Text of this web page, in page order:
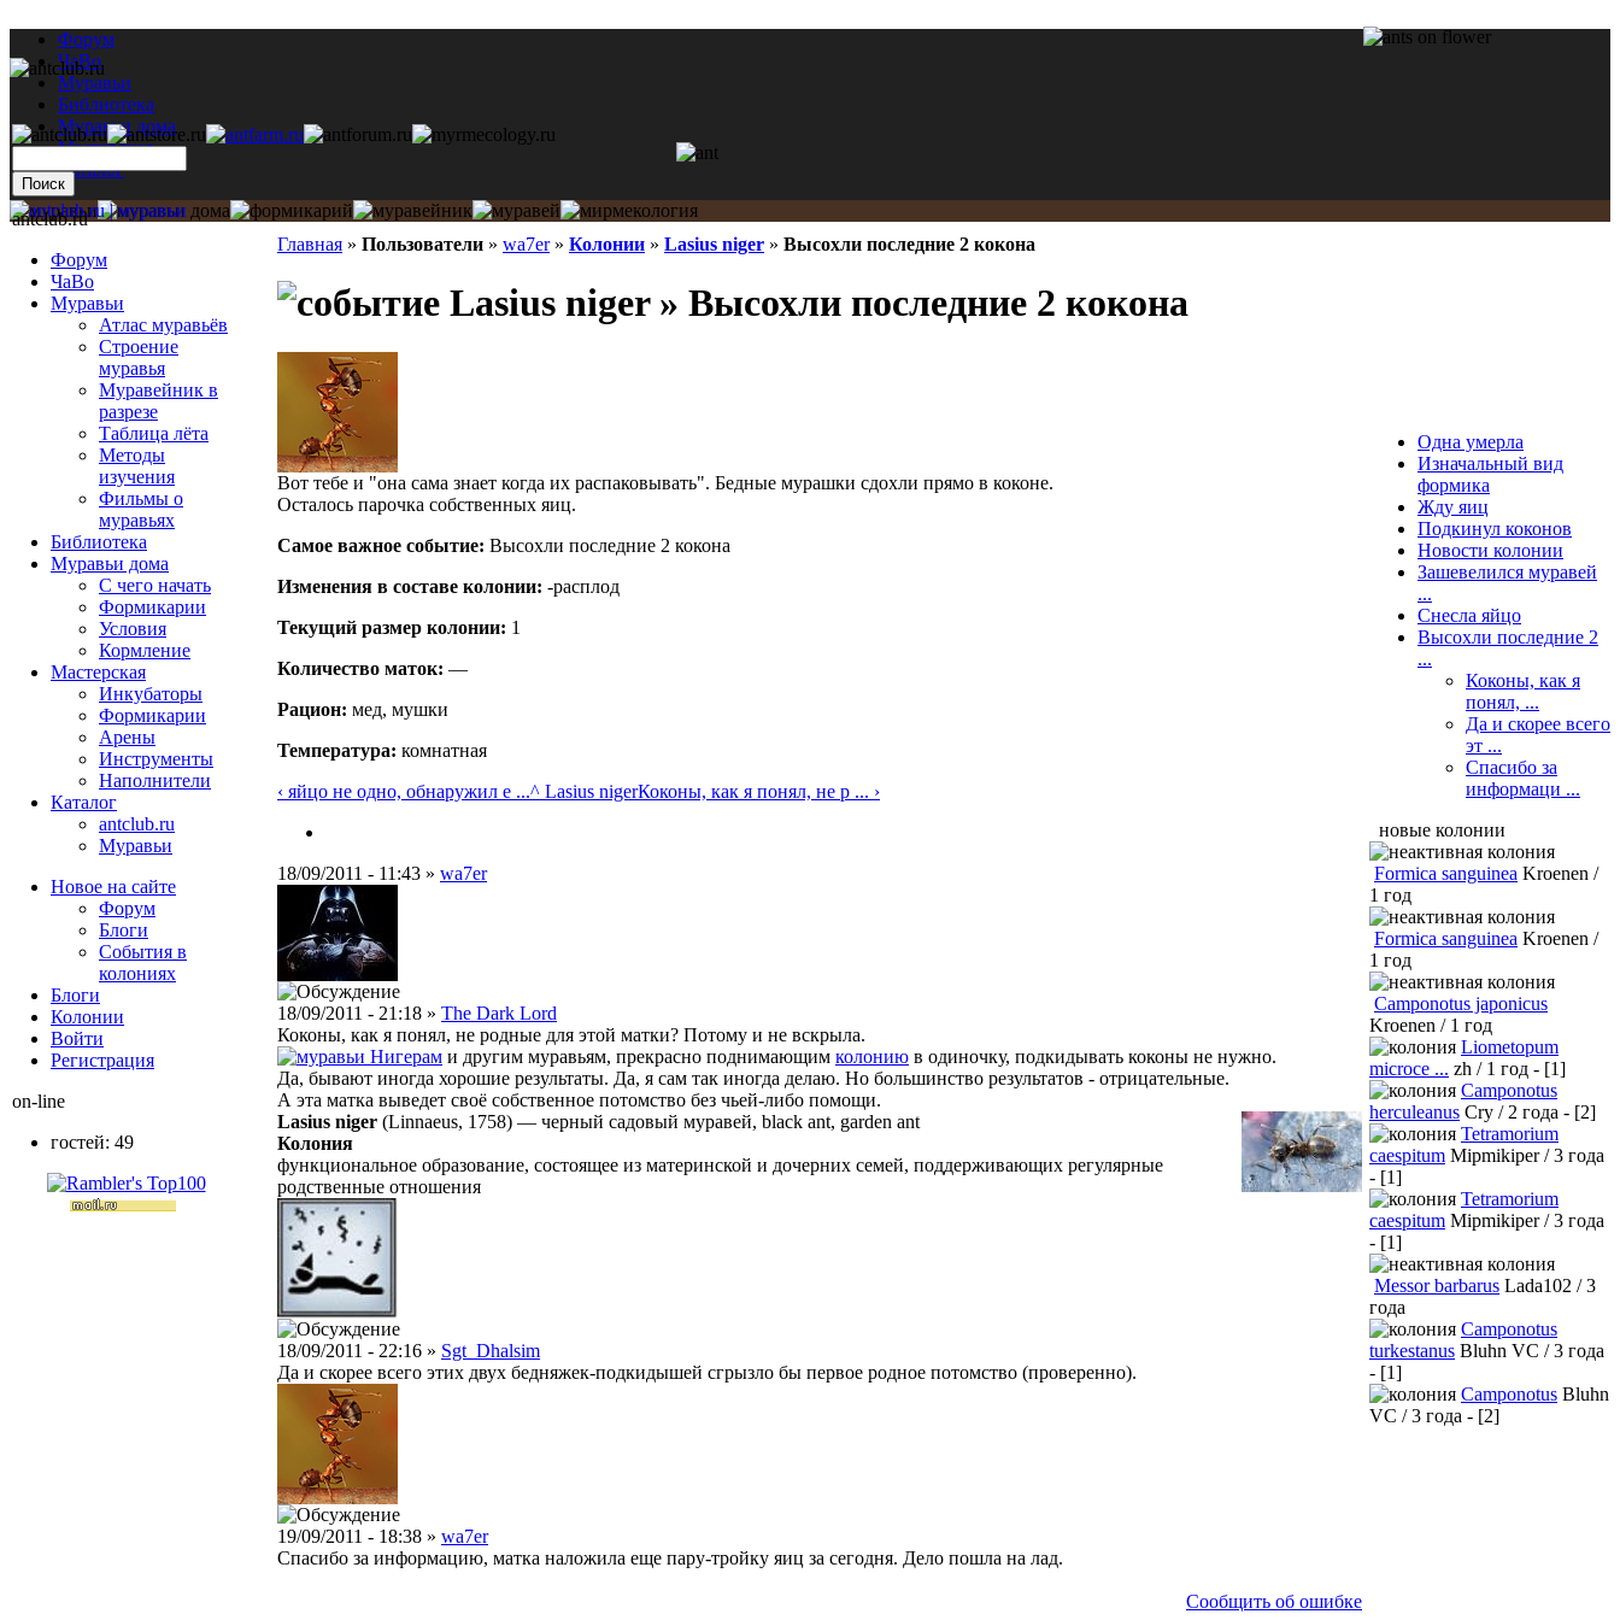
Форум
ЧаВо
Муравьи
Библиотека
Муравьи дома
Мастерская
Каталог
Главная » Пользователи » wa7er» Колонии » Lasius niger » Высохли последние 2 кокона
Lasius niger » Высохли последние 2 кокона
Вот тебе и "она сама знает когда их распаковывать". Бедные мурашки сдохли прямо в коконе.
Осталось парочка собственных яиц.
Самое важное событие: Высохли последние 2 кокона
Изменения в составе кoлонии: -расплод
Текущий размер кoлонии: 1
Количество маток: —
Рацион: мед, мушки
Температура: комнатная
‹ яйцо не одно, обнаружил е ...^ Lasius nigerКоконы, как я понял, не р ... ›
18/09/2011 - 11:43 » wa7er
18/09/2011 - 21:18 » The Dark Lord
Коконы, как я понял, не родные для этой матки? Потому и не вскрыла.
Нигерам и другим муравьям, прекрасно поднимающим колонию в одиночку, подкидывать коконы не нужно.
Да, бывают иногда хорошие результаты. Да, я сам так иногда делаю. Но большинство результатов - отрицательные.
А эта матка выведет своё собственное потомство без чьей-либо помощи.
Lasius niger (Linnaeus, 1758) — черный садовый муравей, black ant, garden ant
Колония
функциональное образование, состоящее из материнской и дочерних семей, поддерживающих регулярные
родственные отношения
18/09/2011 - 22:16 » Sgt_Dhalsim
Да и скорее всего этих двух бедняжек-подкидышей сгрызло бы первое родное потомство (проверенно).
19/09/2011 - 18:38 » wa7er
Спасибо за информацию, матка наложила еще пару-тройку яиц за сегодня. Дело пошла на лад.
Сообщить об ошибке
antclub.ru
Форум
ЧаВо
Муравьи
Атлас муравьёв
Строение
муравья
Муравейник в
разрезе
Таблица лёта
Методы
изучения
Фильмы о
муравьях
Библиотека
Муравьи дома
С чего начать
Формикарии
Условия
Кормление
Мастерская
Инкубаторы
Формикарии
Арены
Инструменты
Наполнители
Каталог
antclub.ru
Муравьи
Новое на сайте
Форум
Блоги
События в
колониях
Блоги
Колонии
Войти
Peгиcтpaция
on-line
гостей: 49
Одна умерла
Изначальный вид
формика
Жду яиц
Подкинул коконов
Новости колонии
Зашевелился муравей
...
Снесла яйцо
Высохли последние 2
...
Коконы, как я
понял, ...
Да и скорее всего
эт ...
Спасибо за
информаци ...
новые колонии
Formica sanguinea Kroenen /
1 год
Formica sanguinea Kroenen /
1 год
Camponotus japonicus
Kroenen / 1 год
Liometopum
microce ... zh / 1 год - [1]
Camponotus
herculeanus Cry / 2 года - [2]
Tetramorium
caespitum Mipmikiper / 3 года
- [1]
Tetramorium
caespitum Mipmikiper / 3 года
- [1]
Messor barbarus Lada102 / 3
года
Camponotus
turkestanus Bluhn VC / 3 года
- [1]
Camponotus Bluhn
VC / 3 года - [2]